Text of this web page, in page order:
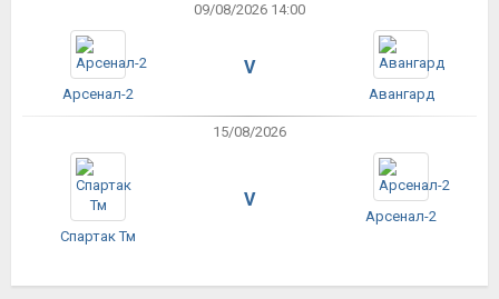
09/08/2026 14:00
Арсенал-2
V
Авангард
15/08/2026
Спартак Тм
V
Арсенал-2